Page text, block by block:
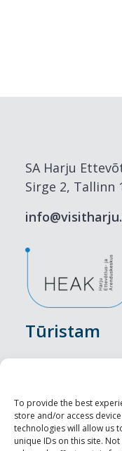
To provide the best
store and/or access
technologies will allow us
unique IDs on this site.
SA Harju
Sirge 2, Tallinn
Tūristam
Nakšņošana
Vietas maltītei